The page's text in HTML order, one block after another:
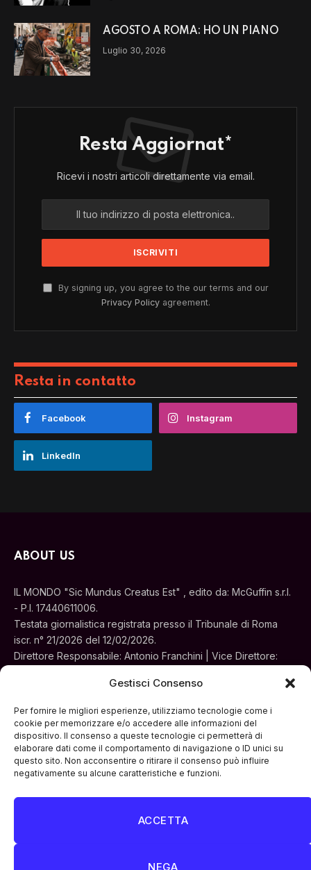
Gestisci Consenso
Per fornire le migliori esperienze, utilizziamo tecnologie come i
cookie per memorizzare e/o accedere alle informazioni del
dispositivo. Il consenso a queste tecnologie ci permetterà di
elaborare dati come il comportamento di navigazione o ID unici su
questo sito. Non acconsentire o ritirare il consenso può influire
negativamente su alcune caratteristiche e funzioni.
ACCETTA
NEGA
AGOSTO A ROMA: HO UN PIANO
Luglio 30, 2026
Resta Aggiornat*
Ricevi i nostri articoli direttamente via email.
By signing up, you agree to the our terms and our
Privacy Policyagreement.
Resta in contatto
Facebook Instagram
LinkedIn
ABOUT US
IL MONDO "Sic Mundus Creatus Est" , edito da: McGuffin s.r.l.
- P.I. 17440611006.
Testata giornalistica registrata presso il Tribunale di Roma
iscr. n° 21/2026 del 12/02/2026.
Direttore Responsabile: Antonio Franchini | Vice Direttore:
Sede legale: Via Silvestri, 195 - Roma.
Cinemedia Srl
FacebookInstagram